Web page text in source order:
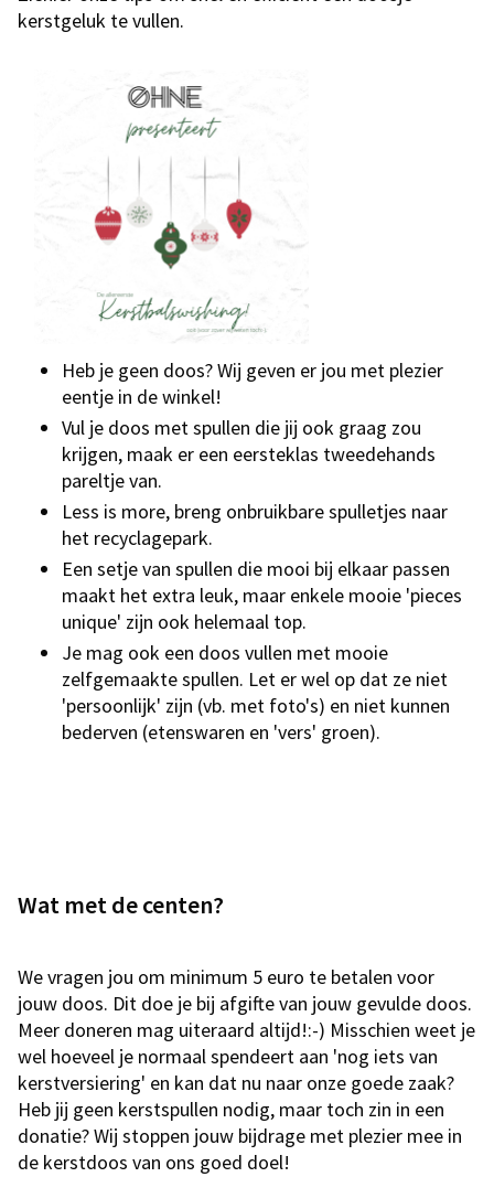
kerstgeluk te vullen.
Heb je geen doos? Wij geven er jou met plezier
eentje in de winkel!
Vul je doos met spullen die jij ook graag zou
krijgen, maak er een eersteklas tweedehands
pareltje van.
Less is more, breng onbruikbare spulletjes naar
het recyclagepark.
Een setje van spullen die mooi bij elkaar passen
maakt het extra leuk, maar enkele mooie 'pieces
unique' zijn ook helemaal top.
Je mag ook een doos vullen met mooie
zelfgemaakte spullen. Let er wel op dat ze niet
'persoonlijk' zijn (vb. met foto's) en niet kunnen
bederven (etenswaren en 'vers' groen).
Wat met de centen?
We vragen jou om minimum 5 euro te betalen voor
jouw doos. Dit doe je bij afgifte van jouw gevulde doos.
Meer doneren mag uiteraard altijd!:-) Misschien weet je
wel hoeveel je normaal spendeert aan 'nog iets van
kerstversiering' en kan dat nu naar onze goede zaak?
Heb jij geen kerstspullen nodig, maar toch zin in een
donatie? Wij stoppen jouw bijdrage met plezier mee in
de kerstdoos van ons goed doel!